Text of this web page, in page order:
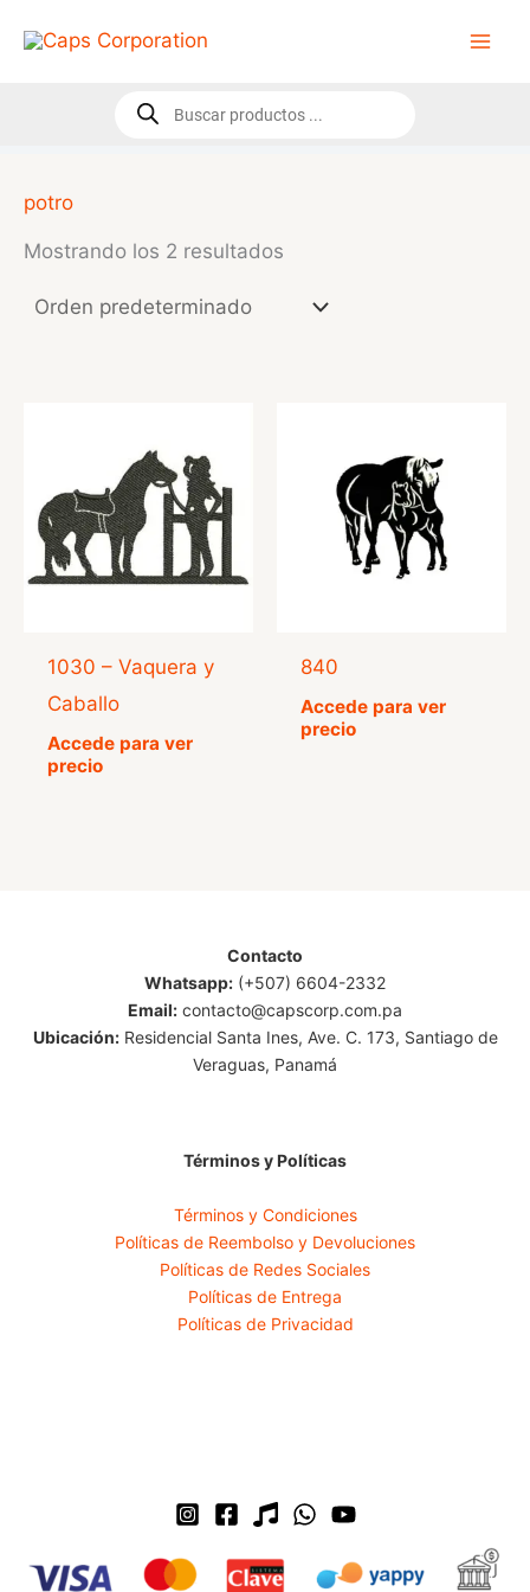
Búsqueda
de
potro
Mostrando los 2 resultados
1030 – Vaquera y
Caballo
Accede para ver
precio
840
Accede para ver
precio
Contacto
Whatsapp: (+507) 6604-2332
Email: contacto@capscorp.com.pa
Ubicación:Residencial Santa Ines, Ave. C. 173, Santiago de
Veraguas, Panamá
Términos y Políticas
Términos y Condiciones
Políticas de Reembolso y Devoluciones
Políticas de Redes Sociales
Políticas de Entrega
Políticas de Privacidad